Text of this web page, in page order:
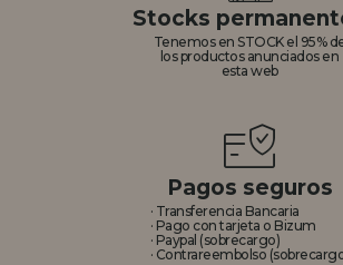
Stocks
Tenemos en STOCK el 95%
los productos anunciados en
esta web
Pagos seguros
· Transferencia Bancaria
· Pago con tarjeta o Bizum
· Paypal (sobrecargo)
· Contrareembolso